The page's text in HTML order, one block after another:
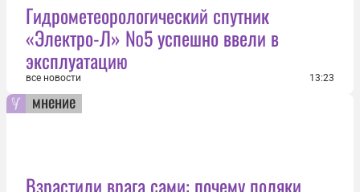
Гидрометеорологический спутник
«Электро-Л» №5 успешно ввели в
эксплуатацию
все новости 13:23
мнение
Взрастили врага сами: почему поляки